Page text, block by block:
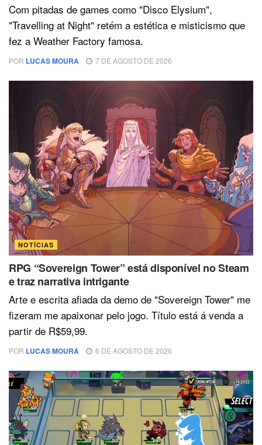
Com pitadas de games como "Disco Elysium",
"Travelling at Night" retém a estética e misticismo que
fez a Weather Factory famosa.
POR LUCAS MOURA 7 DE AGOSTO DE 2026
NOTÍCIAS
RPG “Sovereign Tower” está disponível no Steam
e traz narrativa intrigante
Arte e escrita afiada da demo de "Sovereign Tower" me
fizeram me apaixonar pelo jogo. Título está á venda a
partir de R$59,99.
POR LUCAS MOURA 6 DE AGOSTO DE 2026